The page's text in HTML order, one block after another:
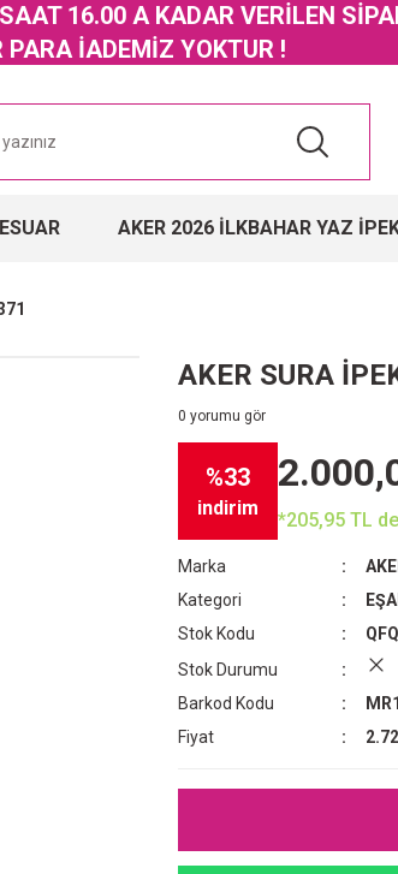
16.00 A KADAR VERİLEN
PARA İADEMİZ YOKTUR !
AKER 2026 İLKBAHAR YAZ
AKER SURA
0 yorumu gör
%33
indirim
*205,95 TL
Marka
Kategori
Stok Kodu
Stok Durumu
Barkod Kodu
Fiyat